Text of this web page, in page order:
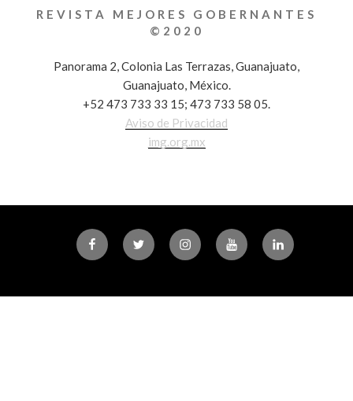
REVISTA MEJORES GOBERNANTES
©2020
Panorama 2, Colonia Las Terrazas, Guanajuato,
Guanajuato, México.
+52 473 733 33 15; 473 733 58 05.
Aviso de Privacidad
img.org.mx
FacebookTwitter InstagramYoutube Linkedin